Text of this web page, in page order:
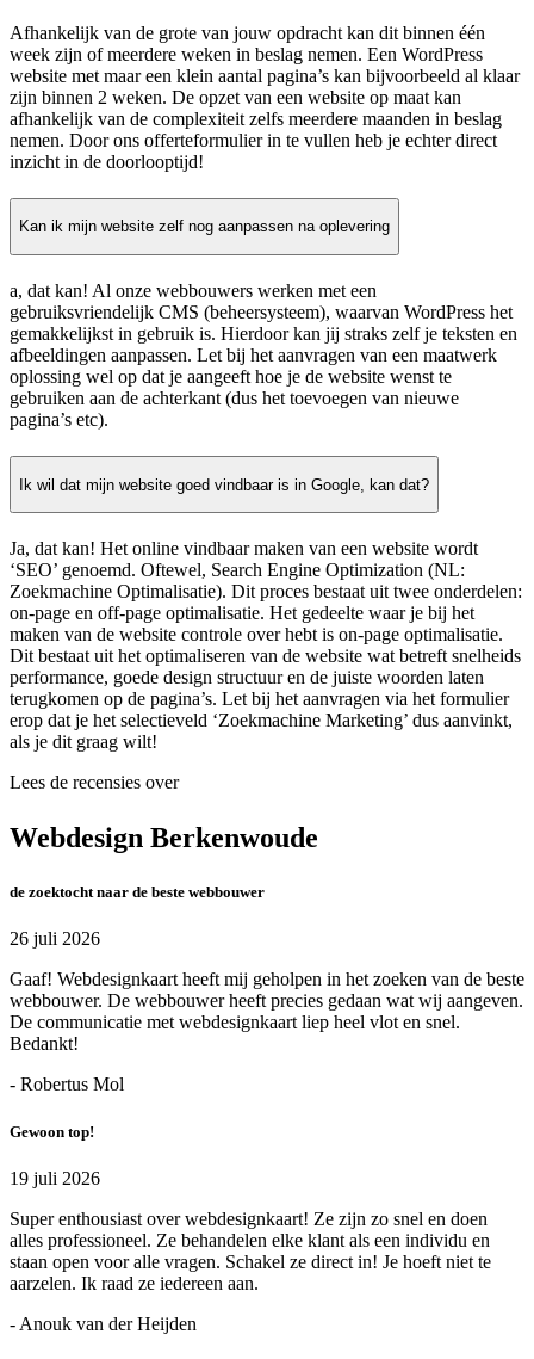
Afhankelijk van de grote van jouw opdracht kan dit binnen één
week zijn of meerdere weken in beslag nemen. Een WordPress
website met maar een klein aantal pagina’s kan bijvoorbeeld al klaar
zijn binnen 2 weken. De opzet van een website op maat kan
afhankelijk van de complexiteit zelfs meerdere maanden in beslag
nemen. Door ons offerteformulier in te vullen heb je echter direct
inzicht in de doorlooptijd!
Kan ik mijn website zelf nog aanpassen na oplevering
a, dat kan! Al onze webbouwers werken met een
gebruiksvriendelijk CMS (beheersysteem), waarvan WordPress het
gemakkelijkst in gebruik is. Hierdoor kan jij straks zelf je teksten en
afbeeldingen aanpassen. Let bij het aanvragen van een maatwerk
oplossing wel op dat je aangeeft hoe je de website wenst te
gebruiken aan de achterkant (dus het toevoegen van nieuwe
pagina’s etc).
Ik wil dat mijn website goed vindbaar is in Google, kan dat?
Ja, dat kan! Het online vindbaar maken van een website wordt
‘SEO’ genoemd. Oftewel, Search Engine Optimization (NL:
Zoekmachine Optimalisatie). Dit proces bestaat uit twee onderdelen:
on-page en off-page optimalisatie. Het gedeelte waar je bij het
maken van de website controle over hebt is on-page optimalisatie.
Dit bestaat uit het optimaliseren van de website wat betreft snelheids
performance, goede design structuur en de juiste woorden laten
terugkomen op de pagina’s. Let bij het aanvragen via het formulier
erop dat je het selectieveld ‘Zoekmachine Marketing’ dus aanvinkt,
als je dit graag wilt!
Lees de recensies over
Webdesign Berkenwoude
de zoektocht naar de beste webbouwer
26 juli 2026
Gaaf! Webdesignkaart heeft mij geholpen in het zoeken van de beste
webbouwer. De webbouwer heeft precies gedaan wat wij aangeven.
De communicatie met webdesignkaart liep heel vlot en snel.
Bedankt!
- Robertus Mol
Gewoon top!
19 juli 2026
Super enthousiast over webdesignkaart! Ze zijn zo snel en doen
alles professioneel. Ze behandelen elke klant als een individu en
staan open voor alle vragen. Schakel ze direct in! Je hoeft niet te
aarzelen. Ik raad ze iedereen aan.
- Anouk van der Heijden